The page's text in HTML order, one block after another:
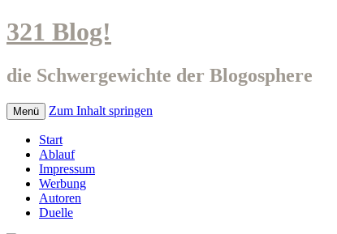
321 Blog!
die Schwergewichte der Blogosphere
Menü Zum Inhalt springen
Start
Ablauf
Impressum
Werbung
Autoren
Duelle